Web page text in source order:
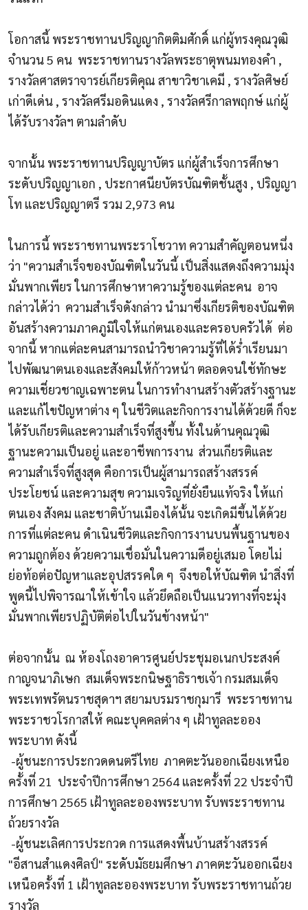
โอกาสนี้ พระราชทานปริญญากิตติมศักดิ์ แก่ผู้ทรงคุณวุฒิ
จำนวน 5 คน พระราชทานรางวัลพระธาตุพนมทองคำ ,
รางวัลศาสตราจารย์เกียรติคุณ สาขาวิชาเคมี , รางวัลศิษย์
เก่าดีเด่น , รางวัลศรีมอดินแดง , รางวัลศรีกาลพฤกษ์ แก่ผู้
ได้รับรางวัลฯ ตามลำดับ
จากนั้น พระราชทานปริญญาบัตร แก่ผู้สำเร็จการศึกษา
ระดับปริญญาเอก , ประกาศนียบัตรบัณฑิตชั้นสูง , ปริญญา
โท และปริญญาตรี รวม 2,973 คน
ในการนี้ พระราชทานพระราโชวาท ความสำคัญตอนหนึ่ง
ว่า "ความสำเร็จของบัณฑิตในวันนี้ เป็นสิ่งแสดงถึงความมุ่ง
มั่นพากเพียร ในการศึกษาหาความรู้ของแต่ละคน อาจ
กล่าวได้ว่า ความสำเร็จดังกล่าว นำมาซึ่งเกียรติของบัณฑิต
อันสร้างความภาคภูมิใจให้แก่ตนเองและครอบครัวได้ ต่อ
จากนี้ หากแต่ละคนสามารถนำวิชาความรู้ที่ได้ร่ำเรียนมา
ไปพัฒนาตนเองและสังคมให้ก้าวหน้า ตลอดจนใช้ทักษะ
ความเชี่ยวชาญเฉพาะตน ในการทำงานสร้างตัวสร้างฐานะ
และแก้ไขปัญหาต่าง ๆ ในชีวิตและกิจการงานได้ด้วยดี ก็จะ
ได้รับเกียรติและความสำเร็จที่สูงขึ้น ทั้งในด้านคุณวุฒิ
ฐานะความเป็นอยู่ และอาชีพการงาน ส่วนเกียรติและ
ความสำเร็จที่สูงสุด คือการเป็นผู้สามารถสร้างสรรค์
ประโยชน์ และความสุข ความเจริญที่ยั่งยืนแท้จริง ให้แก่
ตนเอง สังคม และชาติบ้านเมืองได้นั้น จะเกิดมีขึ้นได้ด้วย
การที่แต่ละคน ดำเนินชีวิตและกิจการงานบนพื้นฐานของ
ความถูกต้อง ด้วยความเชื่อมั่นในความดีอยู่เสมอ โดยไม่
ย่อท้อต่อปัญหาและอุปสรรคใด ๆ จึงขอให้บัณฑิต นำสิ่งที่
พูดนี้ไปพิจารณาให้เข้าใจ แล้วยึดถือเป็นแนวทางที่จะมุ่ง
มั่นพากเพียรปฏิบัติต่อไปในวันข้างหน้า"
ต่อจากนั้น ณ ห้องโถงอาคารศูนย์ประชุมอเนกประสงค์
กาญจนาภิเษก สมเด็จพระกนิษฐาธิราชเจ้า กรมสมเด็จ
พระเทพรัตนราชสุดาฯ สยามบรมราชกุมารี พระราชทาน
พระราชวโรกาสให้ คณะบุคคลต่าง ๆ เฝ้าทูลละออง
พระบาท ดังนี้
-ผู้ชนะการประกวดดนตรีไทย ภาคตะวันออกเฉียงเหนือ
ครั้งที่ 21 ประจำปีการศึกษา 2564 และครั้งที่ 22 ประจำปี
การศึกษา 2565 เฝ้าทูลละอองพระบาท รับพระราชทาน
ถ้วยรางวัล
-ผู้ชนะเลิศการประกวด การแสดงพื้นบ้านสร้างสรรค์
"อีสานสำแดงศิลป์" ระดับมัธยมศึกษา ภาคตะวันออกเฉียง
เหนือครั้งที่ 1 เฝ้าทูลละอองพระบาท รับพระราชทานถ้วย
รางวัล